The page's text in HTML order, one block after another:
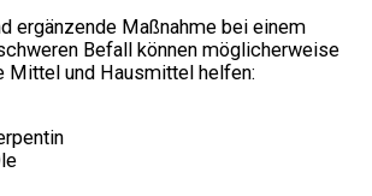
ergänzende Maßnahme bei einem
Befall können möglicherweise
Mittel und Hausmittel helfen: